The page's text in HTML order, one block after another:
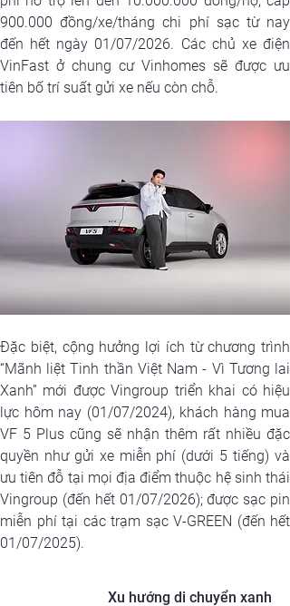
900.000 đồng/xe/tháng chi phí sạc từ nay
đến hết ngày 01/07/2026. Các chủ xe điện
VinFast ở chung cư Vinhomes sẽ được ưu
tiên bố trí suất gửi xe nếu còn chỗ.
Đặc biệt, cộng hưởng lợi ích từ chương trình
“Mãnh liệt Tinh thần Việt Nam - Vì Tương lai
Xanh” mới được Vingroup triển khai có hiệu
lực hôm nay (01/07/2024), khách hàng mua
VF 5 Plus cũng sẽ nhận thêm rất nhiều đặc
quyền như gửi xe miễn phí (dưới 5 tiếng) và
ưu tiên đỗ tại mọi địa điểm thuộc hệ sinh thái
Vingroup (đến hết 01/07/2026); được sạc pin
miễn phí tại các trạm sạc V-GREEN (đến hết
01/07/2025).
Xu hướng di chuyển xanh